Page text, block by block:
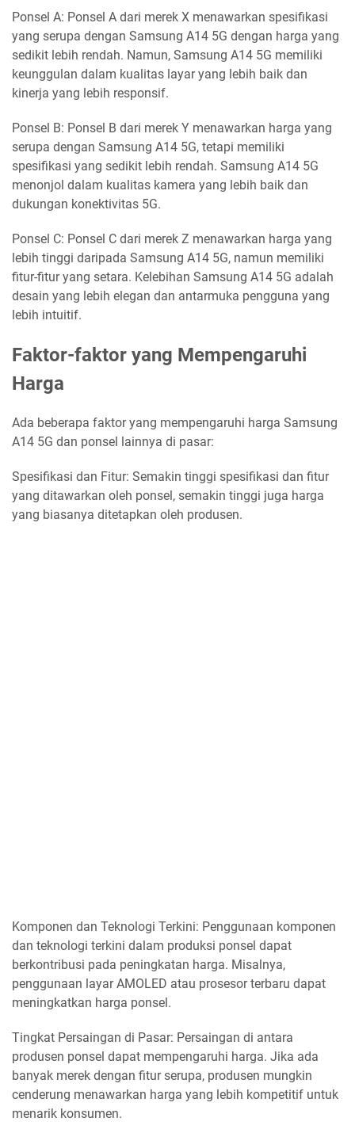
Ponsel A: Ponsel A dari merek X menawarkan spesifikasi
yang serupa dengan Samsung A14 5G dengan harga yang
sedikit lebih rendah. Namun, Samsung A14 5G memiliki
keunggulan dalam kualitas layar yang lebih baik dan
kinerja yang lebih responsif.
Ponsel B: Ponsel B dari merek Y menawarkan harga yang
serupa dengan Samsung A14 5G, tetapi memiliki
spesifikasi yang sedikit lebih rendah. Samsung A14 5G
menonjol dalam kualitas kamera yang lebih baik dan
dukungan konektivitas 5G.
Ponsel C: Ponsel C dari merek Z menawarkan harga yang
lebih tinggi daripada Samsung A14 5G, namun memiliki
fitur-fitur yang setara. Kelebihan Samsung A14 5G adalah
desain yang lebih elegan dan antarmuka pengguna yang
lebih intuitif.
Faktor-faktor yang Mempengaruhi
Harga
Ada beberapa faktor yang mempengaruhi harga Samsung
A14 5G dan ponsel lainnya di pasar:
Spesifikasi dan Fitur: Semakin tinggi spesifikasi dan fitur
yang ditawarkan oleh ponsel, semakin tinggi juga harga
yang biasanya ditetapkan oleh produsen.
Komponen dan Teknologi Terkini: Penggunaan komponen
dan teknologi terkini dalam produksi ponsel dapat
berkontribusi pada peningkatan harga. Misalnya,
penggunaan layar AMOLED atau prosesor terbaru dapat
meningkatkan harga ponsel.
Tingkat Persaingan di Pasar: Persaingan di antara
produsen ponsel dapat mempengaruhi harga. Jika ada
banyak merek dengan fitur serupa, produsen mungkin
cenderung menawarkan harga yang lebih kompetitif untuk
menarik konsumen.